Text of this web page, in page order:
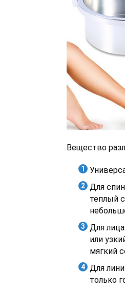
Вещество
Для
теплый
Для
или
мягкий
Для
только